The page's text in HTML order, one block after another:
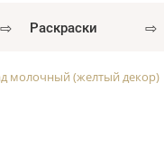
⇨ раскраски ⇨
молочный (желтый декор)